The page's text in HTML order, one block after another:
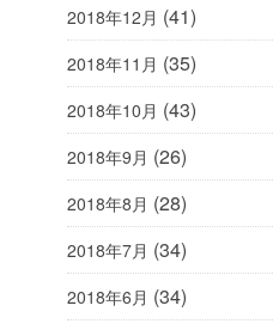
2018年12月 (41)
2018年11月 (35)
2018年10月 (43)
2018年9月 (26)
2018年8月 (28)
2018年7月 (34)
2018年6月 (34)